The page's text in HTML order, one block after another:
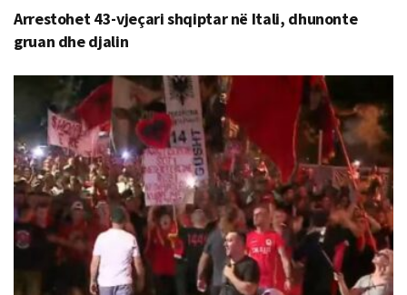
Arrestohet 43-vjeçari shqiptar në Itali, dhunonte
gruan dhe djalin